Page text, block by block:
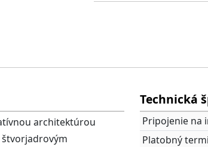
architektúrou
Technická
Pripojenie na
Platobný